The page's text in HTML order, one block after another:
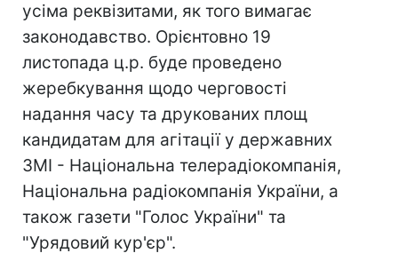
усіма реквізитами, як того вимагає
законодавство. Орієнтовно 19
листопада ц.р. буде проведено
жеребкування щодо черговості
надання часу та друкованих площ
кандидатам для агітації у державних
ЗМІ - Національна телерадіокомпанія,
Національна радіокомпанія України, а
також газети "Голос України" та
"Урядовий кур'єр".